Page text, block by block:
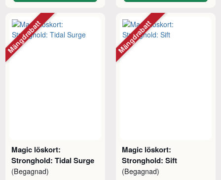
Magic löskort:
Stronghold: Tidal Surge
(Begagnad)
Mängdrabatt
Magic löskort:
Stronghold: Sift
(Begagnad)
Mängdrabatt